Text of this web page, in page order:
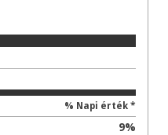
% Napi érték *
9%